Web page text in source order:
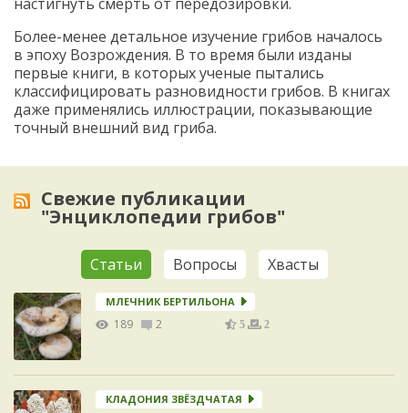
Более-менее детальное изучение грибов началось
в эпоху Возрождения. В то время были изданы
первые книги, в которых ученые пытались
классифицировать разновидности грибов. В книгах
даже применялись иллюстрации, показывающие
точный внешний вид гриба.
Свежие публикации
"Энциклопедии грибов"
Статьи Вопросы Хвасты
МЛЕЧНИК БЕРТИЛЬОНА
189 2 5 2
КЛАДОНИЯ ЗВЁЗДЧАТАЯ